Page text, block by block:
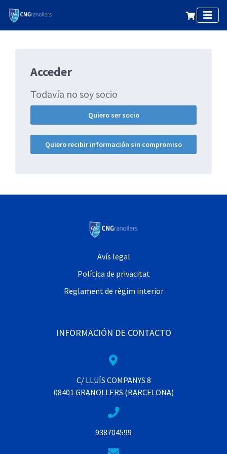
Acceder
Todavía no soy socio
Quiero ser socio
Quiero recibir información sin compromiso
Avís legal
Política de privacitat
Reglament de règim interior
INFORMACIÓN DE CONTACTO
C/ LLUÍS COMPANYS 8
08401 GRANOLLERS (BARCELONA)
938704599